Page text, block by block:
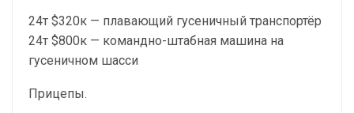
24т $320к — плавающий гусеничный транспортёр
24т $800к — командно-штабная машина на
гусеничном шасси
Прицепы.